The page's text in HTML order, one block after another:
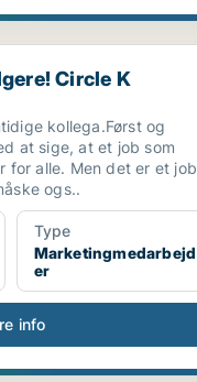
K Humleb...
Circle K
kollega.Først og
at sige, at et job som
for alle. Men det er et job
ogs..
Type
Marketingmedarbejd
er
info